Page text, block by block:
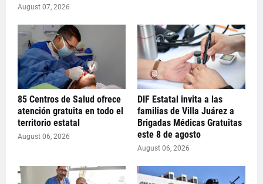
August 07, 2026
85 Centros de Salud ofrece
atención gratuita en todo el
territorio estatal
August 06, 2026
DIF Estatal invita a las
familias de Villa Juárez a
Brigadas Médicas Gratuitas
este 8 de agosto
August 06, 2026